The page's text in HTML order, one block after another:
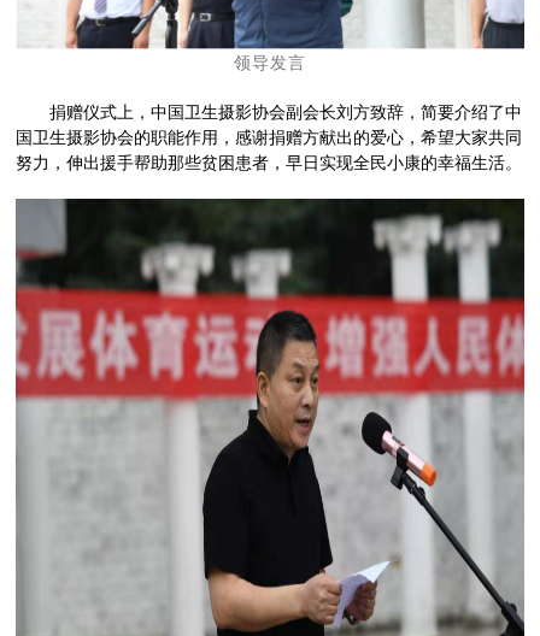
领导发言
捐赠仪式上，中国卫生摄影协会副会长刘方致辞，简要介绍了中
国卫生摄影协会的职能作用，感谢捐赠方献出的爱心，希望大家共同
努力，伸出援手帮助那些贫困患者，早日实现全民小康的幸福生活。